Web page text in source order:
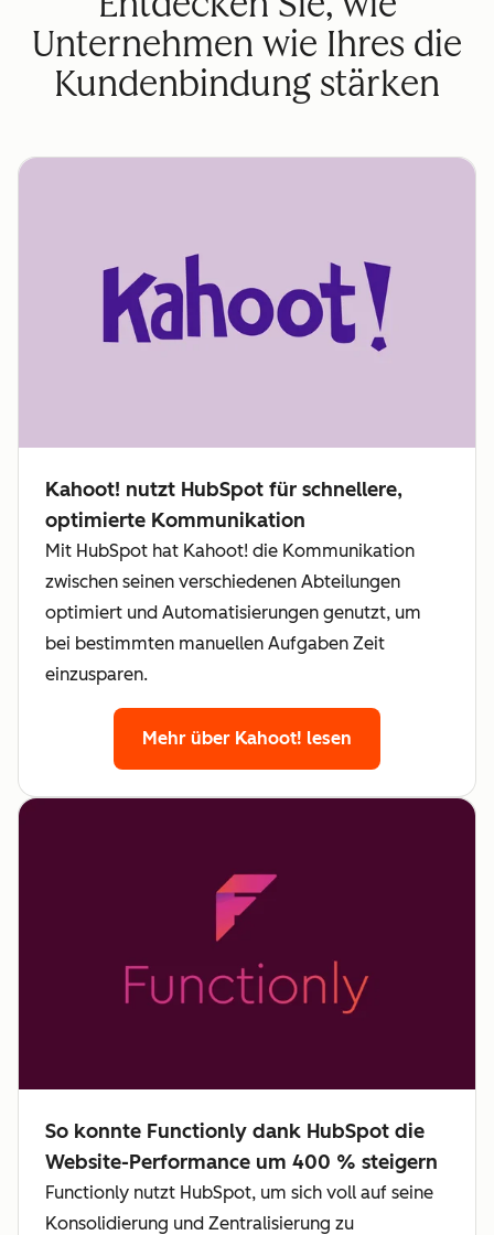
Unternehmen wie Ihres die
Kundenbindung stärken
Kahoot! nutzt HubSpot für schnellere,
optimierte Kommunikation
Mit HubSpot hat Kahoot! die Kommunikation
zwischen seinen verschiedenen Abteilungen
optimiert und Automatisierungen genutzt, um
bei bestimmten manuellen Aufgaben Zeit
einzusparen.
Mehr über Kahoot! lesen
So konnte Functionly dank HubSpot die
Website-Performance um 400 % steigern
Functionly nutzt HubSpot, um sich voll auf seine
Konsolidierung und Zentralisierung zu